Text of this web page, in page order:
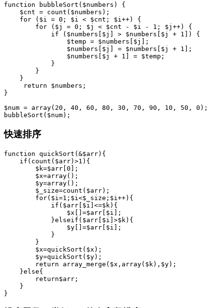
function bubbleSort($numbers) {
    $cnt = count($numbers);
    for ($i = 0; $i < $cnt; $i++) {
        for ($j = 0; $j < $cnt - $i - 1; $j++) {
            if ($numbers[$j] > $numbers[$j + 1]) {
                $temp = $numbers[$j];
                $numbers[$j] = $numbers[$j + 1];
                $numbers[$j + 1] = $temp;
            }
        }
    }
     return $numbers;
}
$num = array(20, 40, 60, 80, 30, 70, 90, 10, 50, 0);
bubbleSort($num);
快速排序
function quickSort(&$arr){
    if(count($arr)>1){
        $k=$arr[0];
        $x=array();
        $y=array();
        $_size=count($arr);
        for($i=1;$i<$_size;$i++){
            if($arr[$i]<=$k){
                $x[]=$arr[$i];
            }elseif($arr[$i]>$k){
                $y[]=$arr[$i];
            }
        }
        $x=quickSort($x);
        $y=quickSort($y);
        return array_merge($x,array($k),$y);
    }else{
        return$arr;
    }
}